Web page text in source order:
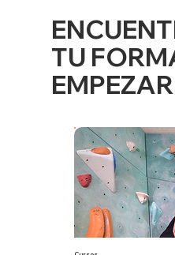
TU
EMPEZAR